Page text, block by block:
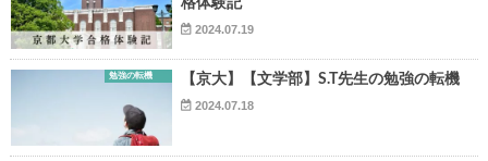
2024.07.19
勉強の転機 【京大】【文学部】S.T先生の勉強の転機
2024.07.18